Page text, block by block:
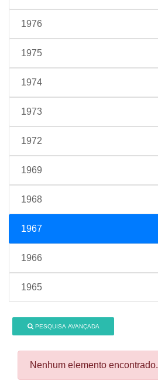
1976
1975
1974
1973
1972
1969
1968
1967
1966
1965
PESQUISA AVANÇADA
Nenhum elemento encontrado.